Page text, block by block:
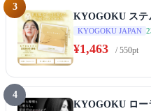
3
KYOGOKU ステ
KYOGOKU JAPAN
¥1,463 / 550pt
4
KYOGOKU ロ